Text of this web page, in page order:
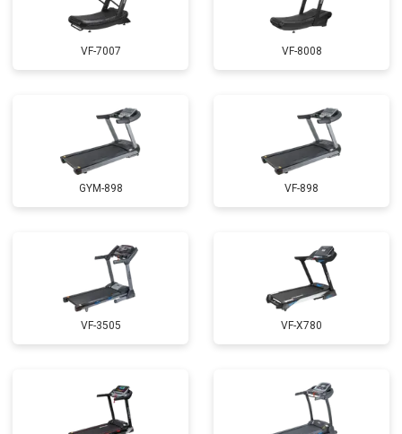
VF-7007 VF-8008
GYM-898 VF-898
VF-3505 VF-X780